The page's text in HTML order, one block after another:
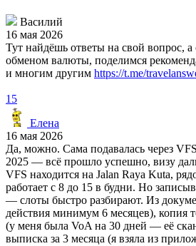
Василий
16 мая 2026
Тут найдёшь ответы на свой вопрос, а
обменом валюты, поделимся
и многим другим https://t.me/
15
Елена
16 мая 2026
Да, можно. Сама подавалась через
2025 — всё прошло успешно, визу
VFS находится на Jalan Raya Kuta,
работает с 8 до 15 в будни. Но
— слоты быстро разбирают. Из
действия минимум 6 месяцев), копия
(у меня была VoA на 30 дней — её
выписка за 3 месяца (я взяла из